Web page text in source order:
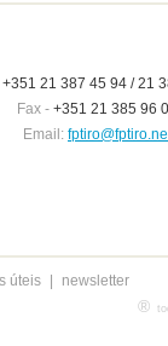
21 387 45 94 / 21
Fax - +351 21 385 96
Email:
úteis newsletter
®